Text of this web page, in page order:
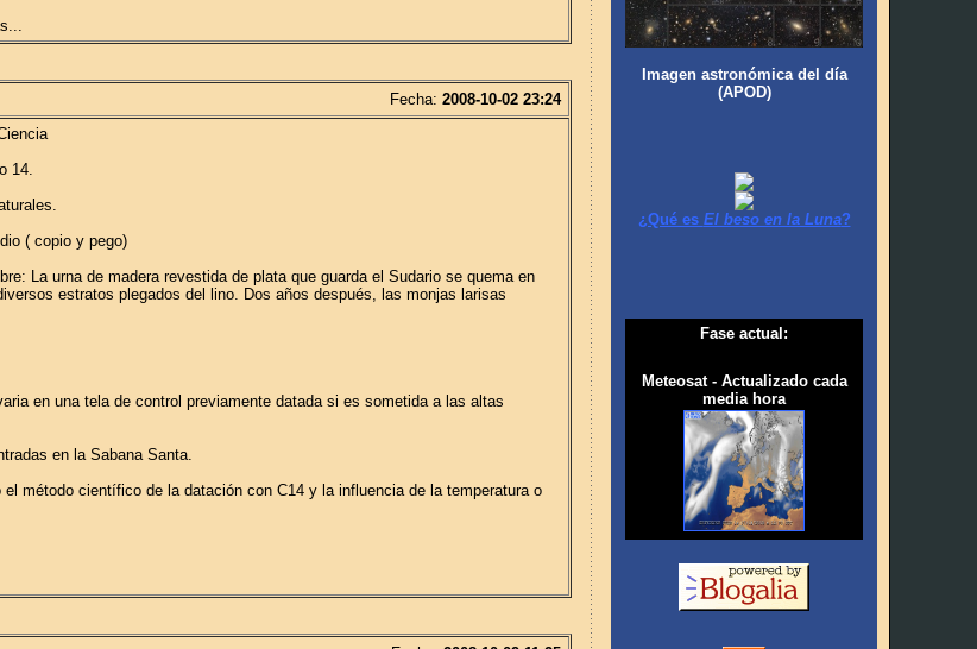
Fecha: 2008-10-02 23:24
14.
( copio y pego)
La urna de madera revestida de plata que guarda el Sudario se quema en
estratos plegados del lino. Dos años después, las monjas larisas
en una tela de control previamente datada si es sometida a las altas
en la Sabana Santa.
método científico de la datación con C14 y la influencia de la temperatura o
Imagen astronómica del día
(APOD)
¿Qué es El beso en la Luna?
Fase actual:
Meteosat - Actualizado cada
media hora